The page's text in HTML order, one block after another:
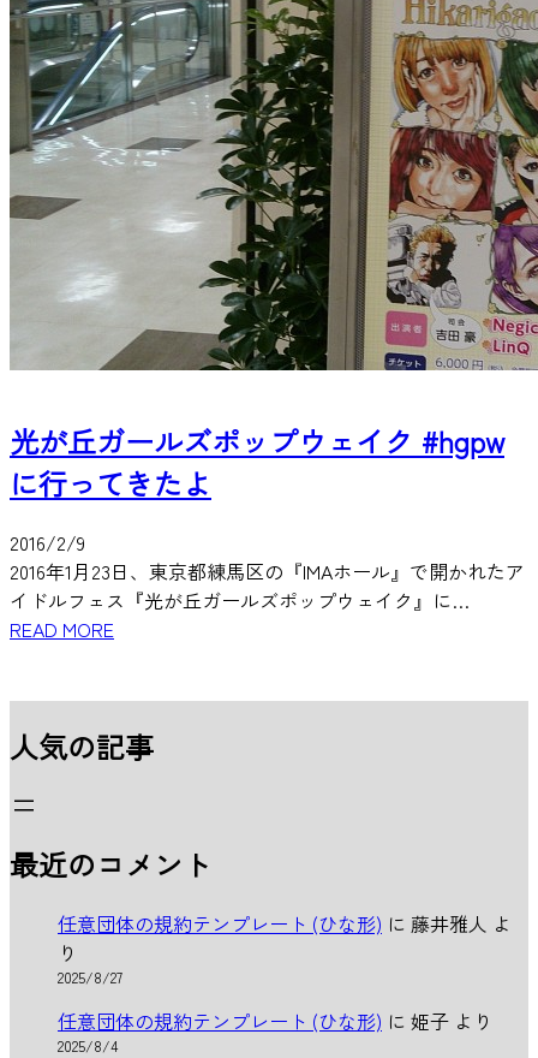
光が丘ガールズポップウェイク #hgpw
に行ってきたよ
2016/2/9
2016年1月23日、東京都練馬区の『IMAホール』で開かれたア
イドルフェス『光が丘ガールズポップウェイク』に…
READ MORE
人気の記事
最近のコメント
任意団体の規約テンプレート (ひな形) に 藤井雅人 よ
り
2025/8/27
任意団体の規約テンプレート (ひな形) に 姫子 より
2025/8/4